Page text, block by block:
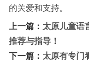
的关爱和支持。
上一篇： 太原儿童语
推荐与指导！
下一篇： 太原有专门